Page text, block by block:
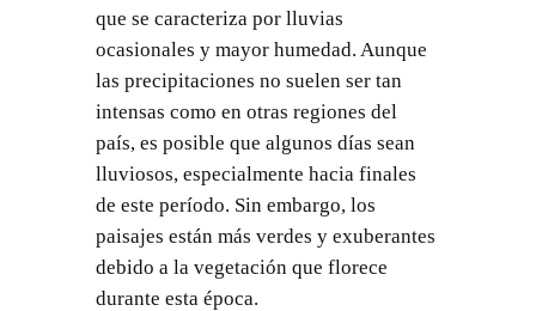
que se caracteriza por lluvias
ocasionales y mayor humedad. Aunque
las precipitaciones no suelen ser tan
intensas como en otras regiones del
país, es posible que algunos días sean
lluviosos, especialmente hacia finales
de este período. Sin embargo, los
paisajes están más verdes y exuberantes
debido a la vegetación que florece
durante esta época.